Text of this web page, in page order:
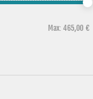
Max: 465,00 €